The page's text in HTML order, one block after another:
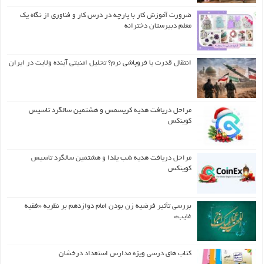
ضرورت آموزش کار با پارچه در درس کار و فناوری از نگاه یک
معلم دبیرستان دخترانه
انتقال قدرت یا فروپاشی نرم؟ تحلیل امنیتی آینده ولایت در ایران
مراحل دریافت هدیه کریسمس و هشتمین سالگرد تاسیس
کوینکس
مراحل دریافت هدیه شب یلدا و هشتمین سالگرد تاسیس
کوینکس
بررسی تأثیر فرضیه زن بودن امام دوازدهم بر نظریه «فقیه
غایب»
کتاب های درسی ویژه مدارس استعداد درخشان